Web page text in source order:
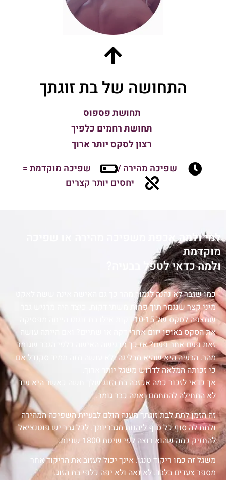
התחושה של בת זוגתך
תחושת פספוס
תחושת רחמים כלפיך
רצון לסקס יותר ארוך
שפיכה מהירה /
שפיכה מוקדמת =
יחסים יותר קצרים
למי ולמה אכפת משפיכה מהירה או שפיכה
מוקדמת
ולמה כדאי לטפל בבעיה?
כמו שגבר לא נהנה לגמור מהר כך גם האישה אינה ששה לאקט
מיני קצר שנגמר תוך פחות משתי דקות. כיצד היה מרגיש גבר
שמצפה לסקס של 10-15 דקות אילו בת זוגתו הייתה מפסיקה
את הסקס באופן יזום אחרי דקה או שתיים? ואם הייתה עושה
זאת פעם אחר פעם? אז כך מרגישה האישה כלפי הגבר שגומר
מהר. הבעיה היא שהיא מבליגה ולא עושה מזה תמיד סקנדל אם
כי זכותה המלאה לדרוש משגל יותר ארוך.
אך כדאי לזכור כמה אכזבה בת הזוג שלך חשה כאשר היא עוד
לא התחילה להתחמם ואתה כבר גומר.
זה הזמן לתת לבת זוגתך מענה הולם לבעיית השפיכה המהירה
ולתת לה סוף כל סוף ליהנות מגבריותך. לכל גבר יש פוטנציאל
להחזיק כמה שהוא רוצה לפי שיטת 1800 שניות.
משגל זה כמו ריקוד טנגו. אינך יכול לעזוב את הריקוד אחר
מספר צעדים בלבד. לא נאה ולא יפה כלפי בת הזוג.